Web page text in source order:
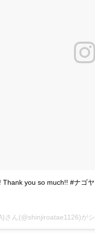
you so much!! #ナゴ
さん(@shinjiroatae1126)が